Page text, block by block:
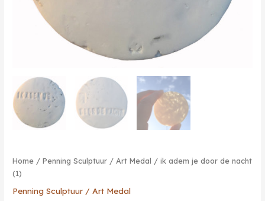
Home /Penning Sculptuur / Art Medal / ik adem je door de nacht
(1)
Penning Sculptuur / Art Medal